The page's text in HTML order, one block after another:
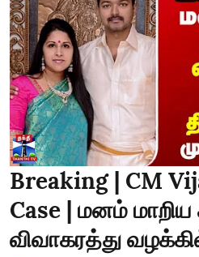
Breaking | CM
Case | மனம்
விவாகரத்து